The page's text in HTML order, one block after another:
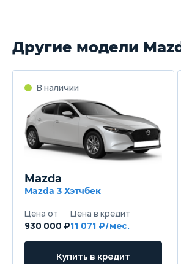
Другие модели
Mazda
Mazda 3 Хэтчбек
930 000 ₽11 071